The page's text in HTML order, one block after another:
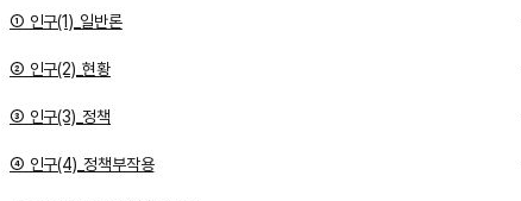
① 인구(1)_일반론
② 인구(2)_현황
③ 인구(3)_정책
④ 인구(4)_정책부작용